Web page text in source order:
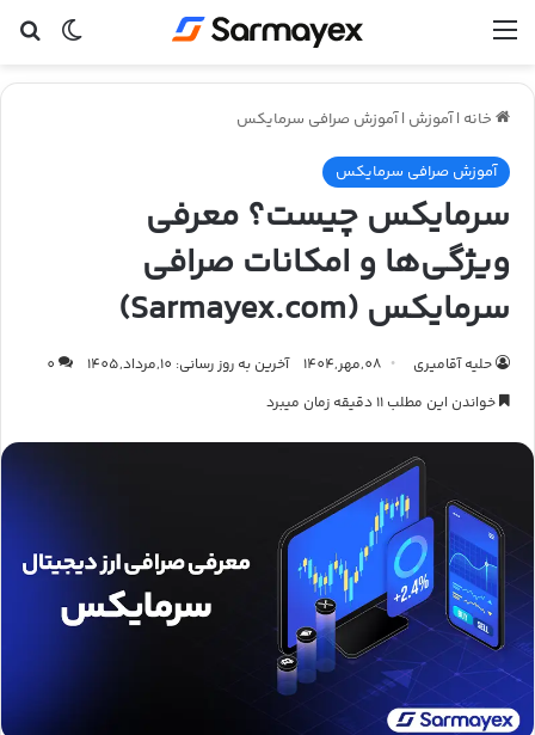
خانه | آموزش | آموزش صرافی سرمایکس
آموزش صرافی سرمایکس
سرمایکس چیست؟ معرفی
ویژگی‌ها و امکانات صرافی
سرمایکس (Sarmayex.com)
حلیه آقامیری 08,مهر,1404 آخرین به روز رسانی: 10,مرداد,1405
0
خواندن این مطلب 11 دقیقه زمان میبرد